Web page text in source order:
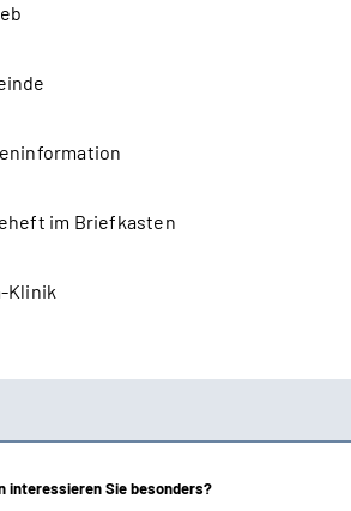
im Briefkasten
Klinik
interessieren Sie besonders?